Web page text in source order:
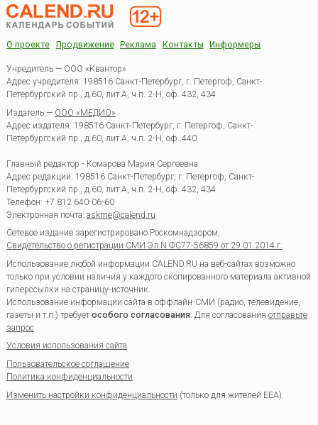
О проекте Продвижение Реклама Контакты Информеры
Учредитель — ООО «Квантор»
Адрес учредителя: 198516 Санкт-Петербург, г. Петергоф, Санкт-
Петербургский пр., д.60, лит.А, ч.п. 2-Н, оф. 432, 434
Издатель — ООО «МЕДИО»
Адрес издателя: 198516 Санкт-Петербург, г. Петергоф, Санкт-
Петербургский пр., д.60, лит.А, ч.п. 2-Н, оф. 440
Главный редактор - Комарова Мария Сергеевна
Адрес редакции: 198516 Санкт-Петербург, г. Петергоф Санкт-
Петербургский пр., д.60, лит.А, ч.п. 2-Н, оф. 432, 434
Телефон: +7 812 640-06-60
Электронная почта: askme@calend.ru
Сетевое издание зарегистрировано Роскомнадзором,
Свидетельство о регистрации СМИ Эл.N ФС77-56859 от 29.01.2014 г.
Использование любой информации CALEND.RU на веб-сайтах возможно
только при условии наличия у каждого скопированного материала активной
гиперссылки на страницу-источник.
Использование информации сайта в оффлайн-СМИ (радио, телевидение,
газеты и т.п.) требуетособого согласования. Для согласования отправьте
запрос.
Условия использования сайта
Пользовательское соглашение
Политика конфиденциальности
Изменить настройки конфиденциальности (только для жителей EEA).